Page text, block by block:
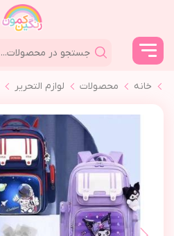
خانه محصولات لوازم التحرير